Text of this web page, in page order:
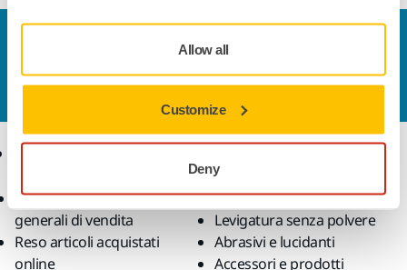
Allow all
Customize
Deny
esperti risponderà al più presto alle tue domande.
Termini e condizioni
generali di vendita
Reso articoli acquistati
online
Utensili
Levigatura senza polvere
Abrasivi e lucidanti
Accessori e prodotti